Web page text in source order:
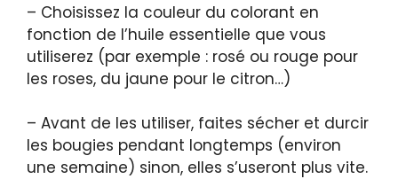
– Choisissez la couleur du colorant en
fonction de l’huile essentielle que vous
utiliserez (par exemple : rosé ou rouge pour
les roses, du jaune pour le citron…)
– Avant de les utiliser, faites sécher et durcir
les bougies pendant longtemps (environ
une semaine) sinon, elles s’useront plus vite.